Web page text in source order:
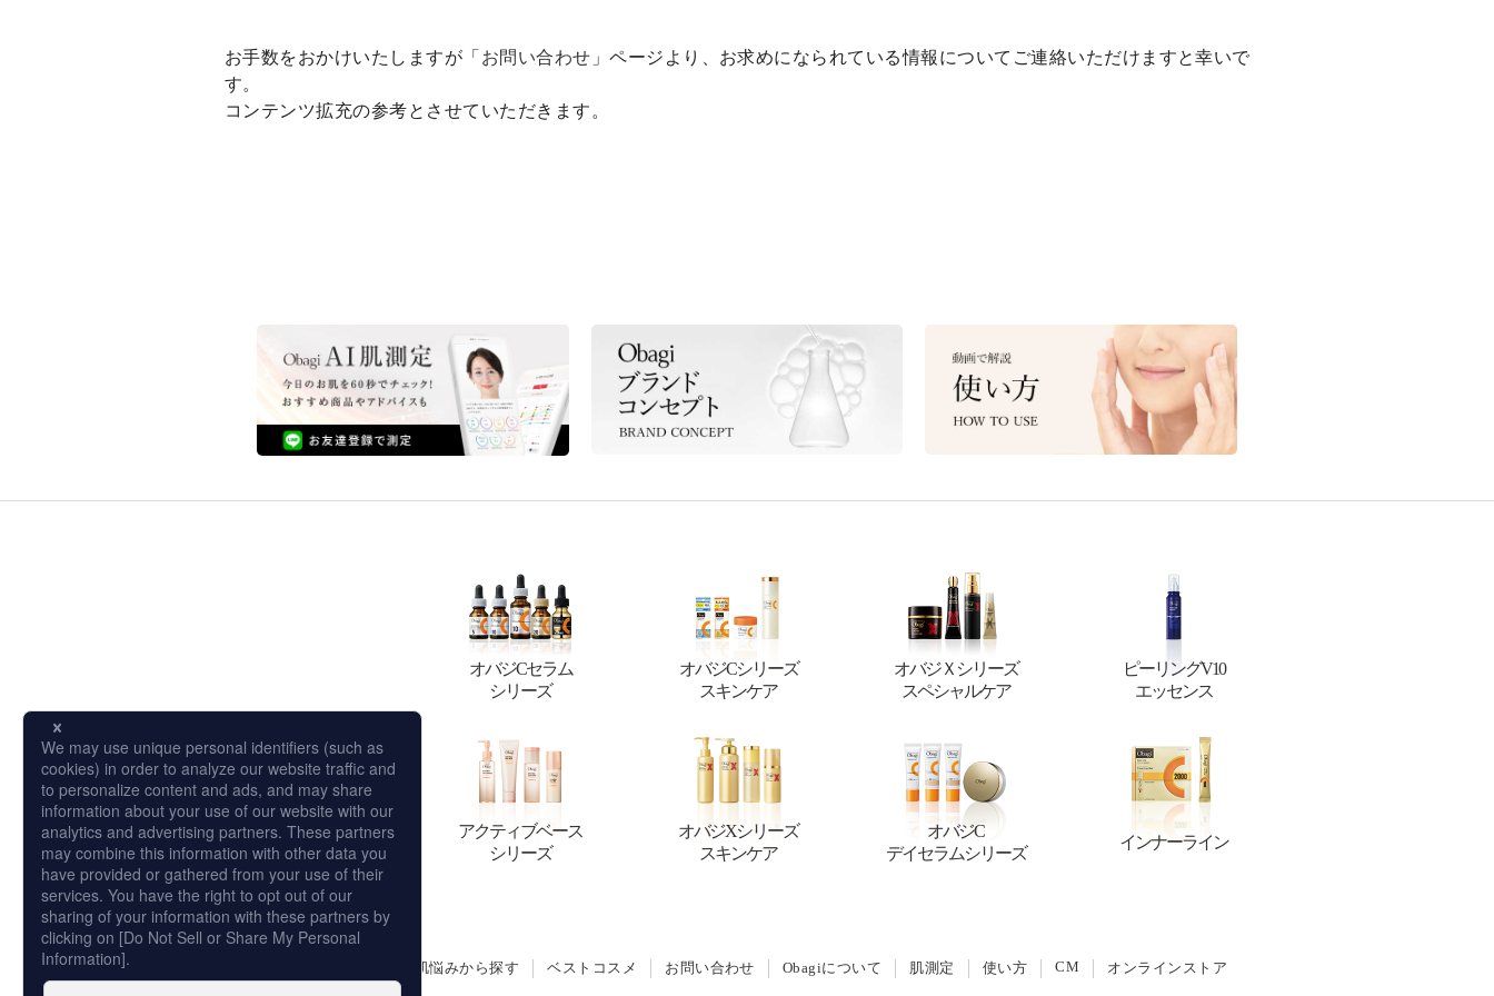
お手数をおかけいたしますが「 お問い合わせ 」ページより、お求めになられている情報についてご連絡いただけますと幸いで
す。
コンテンツ拡充の参考とさせていただきます。
オバジCセラム
シリーズ
オバジCシリーズ
スキンケア
オバジＸシリーズ
スペシャルケア
ピーリングV10
エッセンス
アクティブベース
シリーズ
オバジXシリーズ
スキンケア
オバジC
デイセラムシリーズ
インナーライン
肌悩みから探す ベストコスメ お問い合わせ Obagiについて 肌測定 使い方 CM オンラインストア